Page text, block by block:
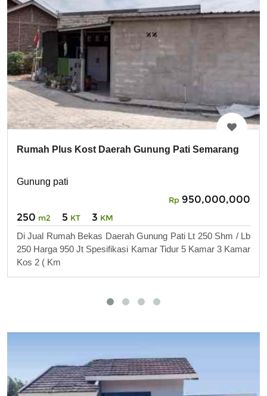
Rumah Plus Kost Daerah Gunung Pati Semarang
Gunung pati
Rp 950,000,000
250 m2 5 KT 3 KM
Di Jual Rumah Bekas Daerah Gunung Pati Lt 250 Shm / Lb
250 Harga 950 Jt Spesifikasi Kamar Tidur 5 Kamar 3 Kamar
Kos 2 ( Km